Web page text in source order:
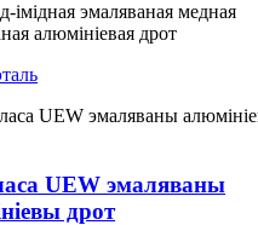
імідная эмаляваная медная
алюмініевая дрот
UEW эмаляваны
дрот